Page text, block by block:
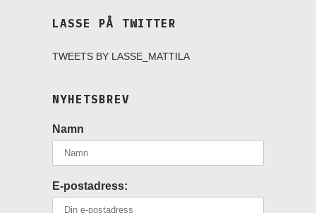
LASSE PÅ TWITTER
TWEETS BY LASSE_MATTILA
NYHETSBREV
Namn
E-postadress: